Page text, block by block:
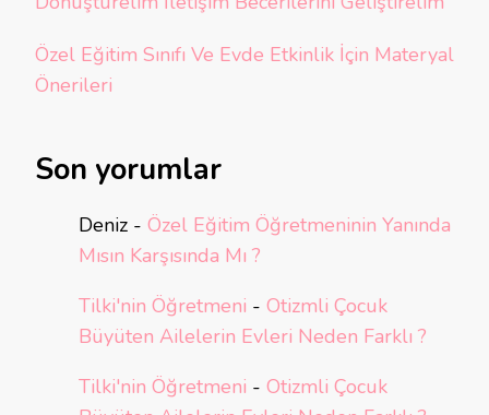
Özel Eğitim Sınıfı Ve Evde Etkinlik İçin Materyal
Önerileri
Son yorumlar
Deniz - Özel Eğitim Öğretmeninin Yanında
Mısın Karşısında Mı ?
Tilki'nin Öğretmeni - Otizmli Çocuk
Büyüten Ailelerin Evleri Neden Farklı ?
Tilki'nin Öğretmeni - Otizmli Çocuk